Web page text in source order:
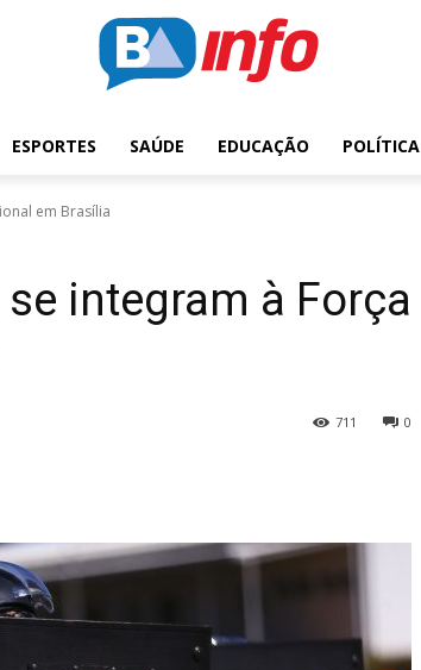
ESPORTES SAÚDE EDUCAÇÃO POLÍTICA
em Brasília
integram à Força
0
711